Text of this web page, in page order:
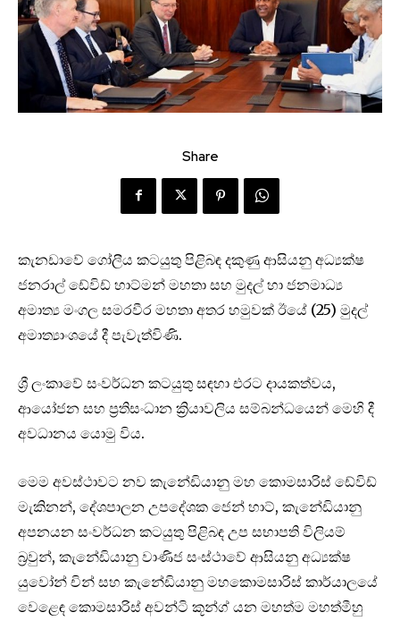
Share
කැනඩාවේ ගෝලීය කටයුතු පිළිබඳ දකුණු ආසියනු අධ්‍යක්ෂ
ජනරාල් ඩේවිඩ් හාට්මන් මහතා සහ මුදල් හා ජනමාධ්‍ය
අමාත්‍ය මංගල සමරවීර මහතා අතර හමුවක් ඊයේ (25) මුදල්
අමාත්‍යාංශයේ දී පැවැත්විණි.
ශ්‍රී ලංකාවේ සංවර්ධන කටයුතු සඳහා එරට දායකත්වය,
ආයෝජන සහ ප්‍රතිසංධාන ක්‍රියාවලිය සම්බන්ධයෙන් මෙහි දී
අවධානය යොමු විය.
මෙම අවස්ථාවට නව කැනේඩියානු මහ කොමසාරිස් ඩේවිඩ්
මැකිනන්, දේශපාලන උපදේශක ජෙන් හාට්, කැනේඩියානු
අපනයන සංවර්ධන කටයුතු පිළිබඳ උප සභාපති විලියම්
බ්‍රවුන්, කැනේඩියානු වාණිජ සංස්ථාවේ ආසියනු අධ්‍යක්ෂ
යුවෝන් චින් සහ කැනේඩියානු මහකොමසාරිස් කාර්යාලයේ
වෙළෙඳ කොමසාරිස් අවන්ටි කූන්ග් යන මහත්ම මහත්මීහු